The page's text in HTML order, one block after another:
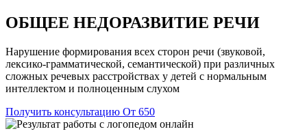
ОБЩЕЕ НЕДОРАЗВИТИЕ РЕЧИ
Нарушение формирования всех сторон речи (звуковой,
лексико-грамматической, семантической) при различных
сложных речевых расстройствах у детей с нормальным
интеллектом и полноценным слухом
Получить консультацию От 650